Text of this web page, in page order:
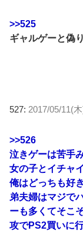
>>525
ギャルゲーと偽
527: 2017/05/11(
>>526
泣きゲーは苦手
女の子とイチャ
俺はどっちも好
弟夫婦はマジで
ーも多くてそこ
攻でPS2買いに